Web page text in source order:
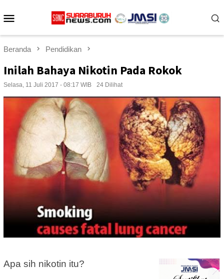
ke
Beranda Pendidikan
Inilah Bahaya Nikotin Pada Rokok
Selasa, 11 Juli 2017 - 08:17 WIB 24 Dilihat
Apa sih nikotin itu?